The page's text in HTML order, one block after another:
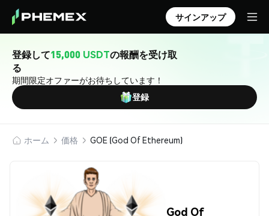
サインアップ
登録して15,000 USDTの報酬を受け取
る
期間限定オファーがお待ちしています！
登録
ホーム 価格 GOE (God Of Ethereum)
God Of